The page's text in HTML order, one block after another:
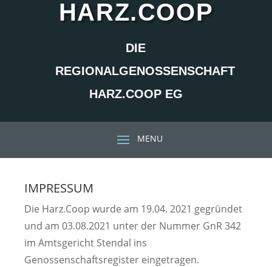
HARZ.COOP
DIE
REGIONALGENOSSENSCHAFT
HARZ.COOP EG
IMPRESSUM
Die Harz.Coop wurde am 19.04. 2021 gegründet
und am 03.08.2021 unter der Nummer GnR 342
im Amtsgericht Stendal ins
Genossenschaftsregister eingetragen.